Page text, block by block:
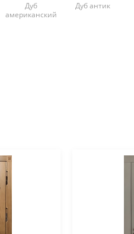
Дуб
американский
Дуб антик